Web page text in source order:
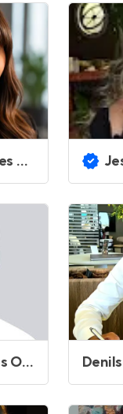
Debora Lais Alves Oliveira de Siqueira